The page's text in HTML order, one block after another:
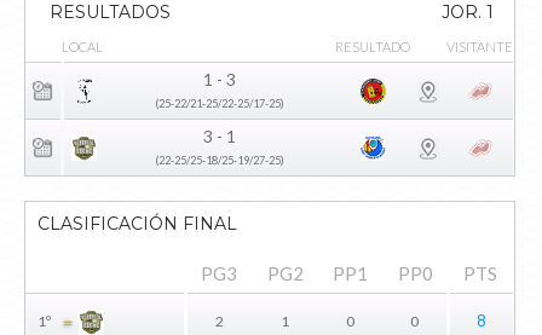
RESULTADOS JOR. 1
LOCAL RESULTADO VISITANTE
1 - 3
(25-22/21-25/22-25/17-25)
3 - 1
(22-25/25-18/25-19/27-25)
CLASIFICACIÓN FINAL
PG3 PG2 PP1 PP0 PTS
1º 2 1 0 0 8